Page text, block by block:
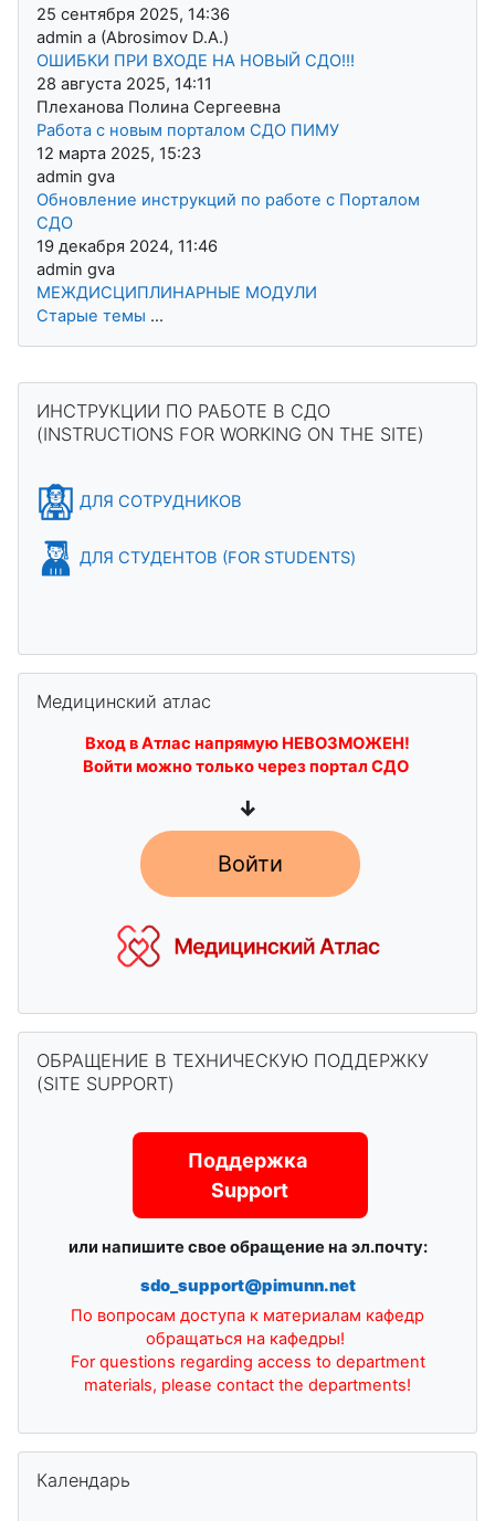
25 сентября 2025, 14:36
admin a (Abrosimov D.A.)
ОШИБКИ ПРИ ВХОДЕ НА НОВЫЙ СДО!!!
28 августа 2025, 14:11
Плеханова Полина Сергеевна
Работа с новым порталом СДО ПИМУ
12 марта 2025, 15:23
admin gva
Обновление инструкций по работе с Порталом
СДО
19 декабря 2024, 11:46
admin gva
МЕЖДИСЦИПЛИНАРНЫЕ МОДУЛИ
Старые темы ...
Блоки
ИНСТРУКЦИИ ПО РАБОТЕ В СДО
(INSTRUCTIONS FOR WORKING ON THE SITE)
ДЛЯ СОТРУДНИКОВ
ДЛЯ СТУДЕНТОВ (FOR STUDENTS)
Медицинский атлас
Вход в Атлас напрямую НЕВОЗМОЖЕН!
Войти можно только через портал СДО
↓
Войти
ОБРАЩЕНИЕ В ТЕХНИЧЕСКУЮ ПОДДЕРЖКУ
(SITE SUPPORT)
Поддержка
Support
или напишите свое обращение на эл.почту:
sdo_support@pimunn.net
По вопросам доступа к материалам кафедр
обращаться на кафедры!
For questions regarding access to department
materials, please contact the departments!
Календарь